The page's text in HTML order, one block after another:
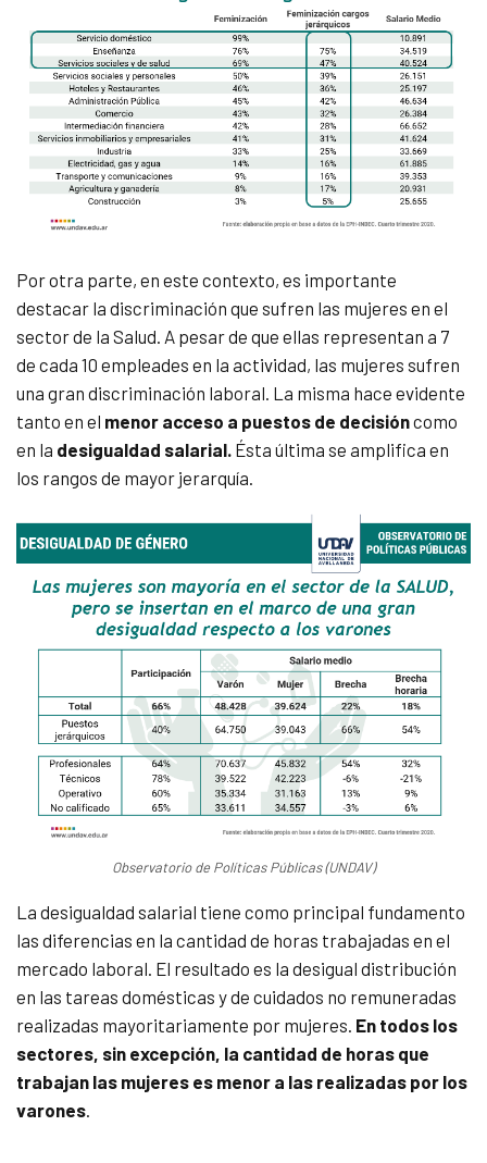
Por otra parte, en este contexto, es importante
destacar la discriminación que sufren las mujeres en el
sector de la Salud. A pesar de que ellas representan a 7
de cada 10 empleades en la actividad, las mujeres sufren
una gran discriminación laboral. La misma hace evidente
tanto en el menor acceso a puestos de decisióncomo
en la desigualdad salarial. Ésta última se amplifica en
los rangos de mayor jerarquía.
Observatorio de Políticas Públicas (UNDAV)
La desigualdad salarial tiene como principal fundamento
las diferencias en la cantidad de horas trabajadas en el
mercado laboral. El resultado es la desigual distribución
en las tareas domésticas y de cuidados no remuneradas
realizadas mayoritariamente por mujeres. En todos los
sectores, sin excepción, la cantidad de horas que
trabajan las mujeres es menor a las realizadas por los
varones